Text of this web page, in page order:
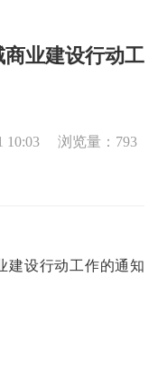
业建设行动工
10:03 浏览量：793
设行动工作的通知